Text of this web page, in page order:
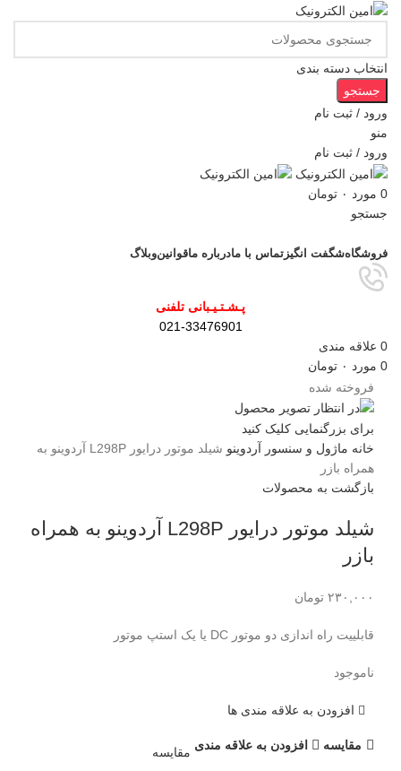
انتخاب دسته بندی
جستجو
ورود / ثبت نام
منو
ورود / ثبت نام
0 مورد ۰ تومان
جستجو
فروشگاهشگفت انگیز تماس با مادرباره ماقوانینوبلاگ
پـشـتـیـبانی تلفنی
021-33476901
0 علاقه مندی
0 مورد ۰ تومان
فروخته شده
برای بزرگنمایی کلیک کنید
خانه ماژول و سنسور آردوینو
شیلد موتور درایور L298P آردوینو به
همراه بازر
بازگشت به محصولات
شیلد موتور درایور L298P آردوینو به همراه
بازر
۲۳۰,۰۰۰ تومان
قابلییت راه اندازی دو موتور DC یا یک استپ موتور
ناموجود
افزودن به علاقه مندی ها
مقايسه افزودن به علاقه مندی
مقایسه